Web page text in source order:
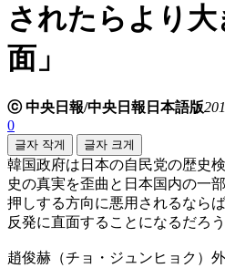
されたらより
面」
ⓒ 中央日報/中央日報日本語版
0
글자 작게 글자 크게
韓国政府は日本の自民党の歴史
史の真実を歪曲と日本国内の一
押しする方向に悪用されるなら
反発に直面することになるだろ
趙俊赫（チョ・ジュンヒョク）